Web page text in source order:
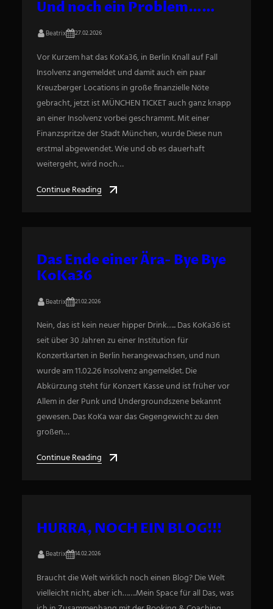
Und noch ein Problem……
Beatrix 27.02.2026
Vor Kurzem hat das KoKa36, in Berlin Knall auf Fall
Insolvenz angemeldet und damit auch ein paar
Kreuzberger Locations in große finanzielle Nöte
gebracht, jetzt ist MÜNCHEN TICKET auch ganz knapp
an einer Insolvenz vorbei geschrammt. Mit einer
Finanzspritze der Stadt München, wurde Diese nun
erstmal abgewendet. Wie und ob es dauerhaft
weitergeht, wird noch…
Continue Reading
Das Ende einer Ära- Bye Bye
KoKa36
Beatrix 21.02.2026
Nein, das ist kein neuer hipper Drink….. Das KoKa36 ist
seit über 30 Jahren zu einer Institution für
Konzertkarten in Berlin herangewachsen, und nun
wurde am 11.02.26 Insolvenz angemeldet. Die
Abkürzung steht für Konzert Kasse und ist früher vor
Allem in der Punk und Undergroundszene bekannt
gewesen. Das KoKa war das Gegengewicht zu den
großen…
Continue Reading
HURRA, NOCH EIN BLOG!!!
Beatrix 14.02.2026
Braucht die Welt wirklich noch einen Blog? Die Welt
vielleicht nicht, aber ich…….Mein Space für all Das, was